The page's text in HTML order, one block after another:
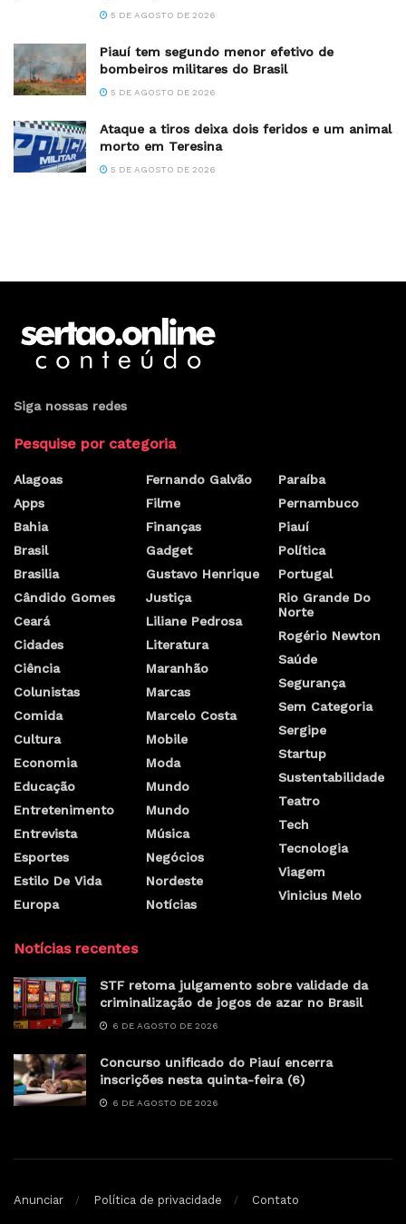
5 DE AGOSTO DE 2026
Piauí tem segundo menor efetivo de
bombeiros militares do Brasil
5 DE AGOSTO DE 2026
Ataque a tiros deixa dois feridos e um animal
morto em Teresina
5 DE AGOSTO DE 2026
Siga nossas redes
Pesquise por categoria
Alagoas
Apps
Bahia
Brasil
Brasilia
Cândido Gomes
Ceará
Cidades
Ciência
Colunistas
Comida
Cultura
Economia
Educação
Entretenimento
Entrevista
Esportes
Estilo De Vida
Europa
Fernando Galvão
Filme
Finanças
Gadget
Gustavo Henrique
Justiça
Liliane Pedrosa
Literatura
Maranhão
Marcas
Marcelo Costa
Mobile
Moda
Mundo
Mundo
Música
Negócios
Nordeste
Notícias
Paraíba
Pernambuco
Piauí
Política
Portugal
Rio Grande Do
Norte
Rogério Newton
Saúde
Segurança
Sem Categoria
Sergipe
Startup
Sustentabilidade
Teatro
Tech
Tecnologia
Viagem
Vinicius Melo
Notícias recentes
STF retoma julgamento sobre validade da
criminalização de jogos de azar no Brasil
6 DE AGOSTO DE 2026
Concurso unificado do Piauí encerra
inscrições nesta quinta-feira (6)
6 DE AGOSTO DE 2026
Anunciar Política de privacidade Contato